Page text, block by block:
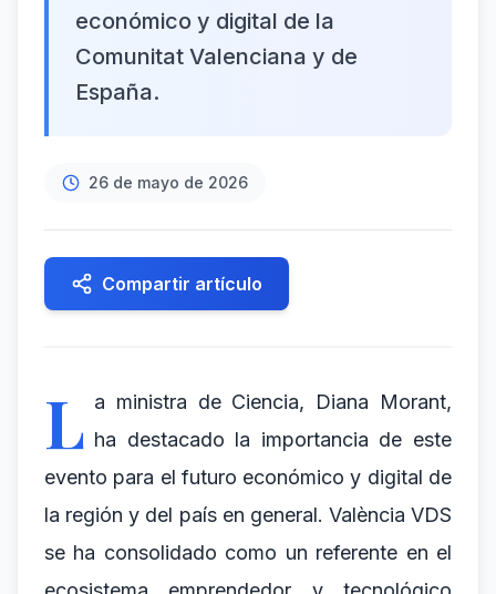
económico y digital de la
Comunitat Valenciana y de
España.
26 de mayo de 2026
Compartir artículo
L a ministra de Ciencia, Diana Morant,
ha destacado la importancia de este
evento para el futuro económico y digital de
la región y del país en general. València VDS
se ha consolidado como un referente en el